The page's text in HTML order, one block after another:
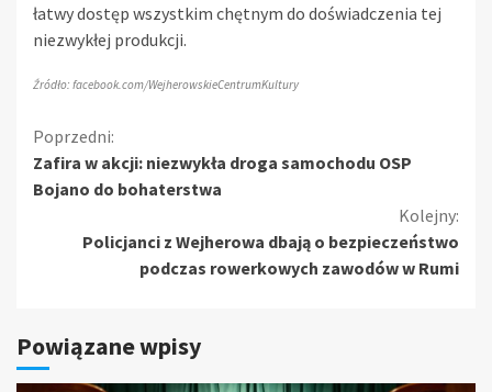
łatwy dostęp wszystkim chętnym do doświadczenia tej
niezwykłej produkcji.
Źródło: facebook.com/WejherowskieCentrumKultury
Kontynuuj
czytanie
Poprzedni:
Zafira w akcji: niezwykła droga samochodu OSP
Bojano do bohaterstwa
Kolejny:
Policjanci z Wejherowa dbają o bezpieczeństwo
podczas rowerkowych zawodów w Rumi
Powiązane wpisy